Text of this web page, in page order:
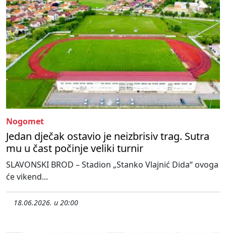
Nogomet
Jedan dječak ostavio je neizbrisiv trag. Sutra
mu u čast počinje veliki turnir
SLAVONSKI BROD – Stadion „Stanko Vlajnić Dida“ ovoga
će vikend...
18.06.2026. u 20:00